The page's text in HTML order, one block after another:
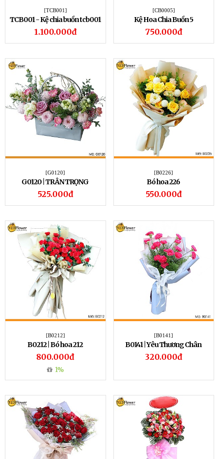
[TCB001]
TCB001 - Kệ chia buồn tcb001
1.100.000đ
[CB0005]
Kệ Hoa Chia Buồn 5
750.000đ
[G0120]
G0120 | TRÂN TRỌNG
525.000đ
[B0226]
Bó hoa 226
550.000đ
[B0212]
B0212 | Bó hoa 212
800.000đ
1%
[B0141]
B0141 | Yêu Thương Chân
Thành
320.000đ